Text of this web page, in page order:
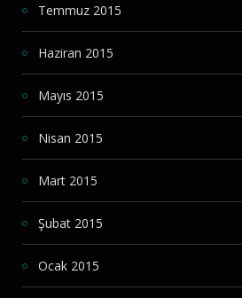
Temmuz 2015
Haziran 2015
Mayıs 2015
Nisan 2015
Mart 2015
Şubat 2015
Ocak 2015